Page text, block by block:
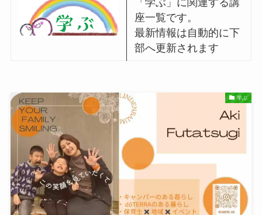
座一覧です。
最新情報は自動的に下
部へ更新されます
学ぶ